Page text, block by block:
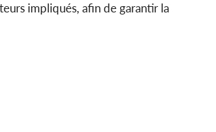
impliqués, afin de garantir la